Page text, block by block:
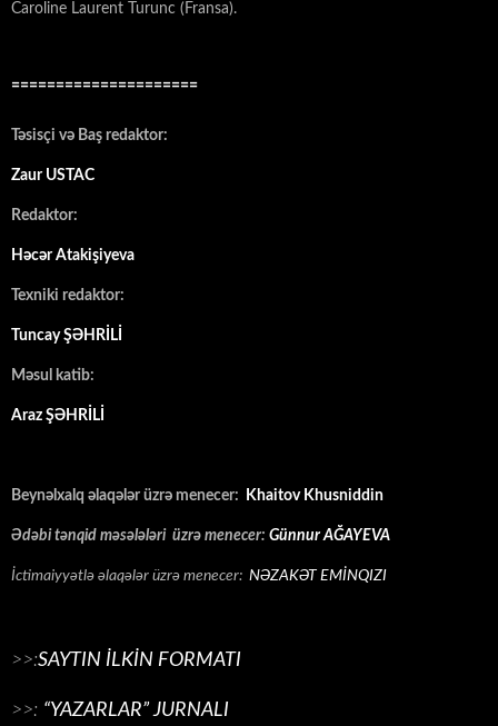
Caroline Laurent Turunc (Fransa).
=====================
Təsisçi və Baş redaktor:
Zaur USTAC
Redaktor:
Həcər Atakişiyeva
Texniki redaktor:
Tuncay ŞƏHRİLİ
Məsul katib:
Araz ŞƏHRİLİ
Beynəlxalq əlaqələr üzrə menecer: Khaitov Khusniddin
Ədəbi tənqid məsələləri üzrə menecer: Günnur AĞAYEVA
İctimaiyyətlə əlaqələr üzrə menecer: NƏZAKƏT EMİNQIZI
>>:SAYTIN İLKİN FORMATI
>>: “YAZARLAR” JURNALI